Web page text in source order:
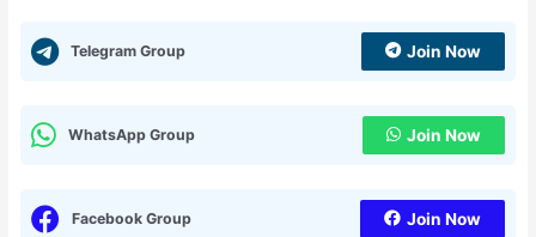
Telegram Group Join Now
WhatsApp Group Join Now
Facebook Group Join Now